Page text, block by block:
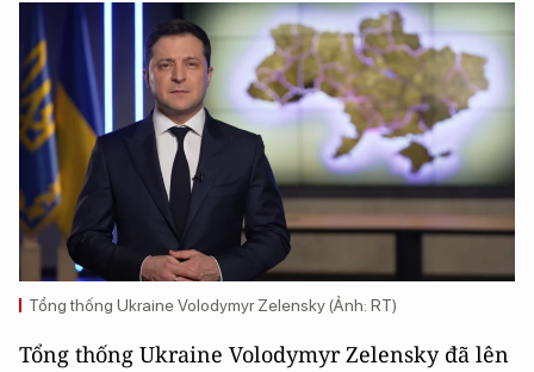
Tổng thống Ukraine Volodymyr Zelensky (Ảnh: RT)
Tổng thống Ukraine Volodymyr Zelensky đã lên